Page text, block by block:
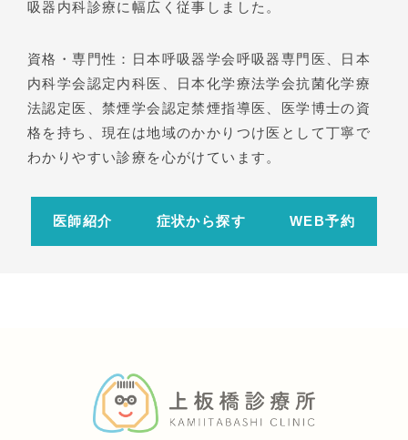
吸器内科診療に幅広く従事しました。
資格・専門性：日本呼吸器学会呼吸器専門医、日本
内科学会認定内科医、日本化学療法学会抗菌化学療
法認定医、禁煙学会認定禁煙指導医、医学博士の資
格を持ち、現在は地域のかかりつけ医として丁寧で
わかりやすい診療を心がけています。
医師紹介 症状から探す WEB予約